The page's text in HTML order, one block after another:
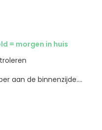
= morgen in huis
aan de binnenzijde....